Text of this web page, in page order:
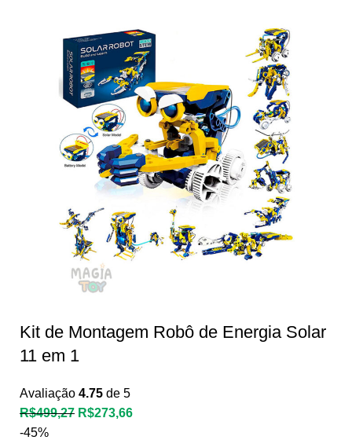
Kit de Montagem Robô de Energia Solar
11 em 1
Avaliação 4.75 de 5
R$499,27 R$273,66
-45%